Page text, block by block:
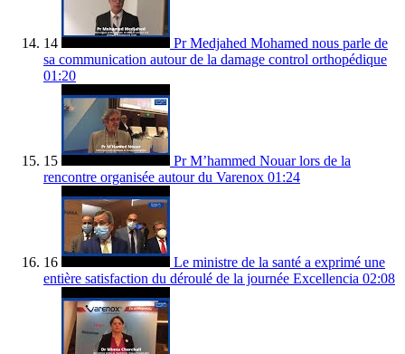
14
Pr Medjahed Mohamed nous parle de
sa communication autour de la damage control orthopédique
01:20
15
Pr M’hammed Nouar lors de la
rencontre organisée autour du Varenox 01:24
16
Le ministre de la santé a exprimé une
entière satisfaction du déroulé de la journée Excellencia 02:08